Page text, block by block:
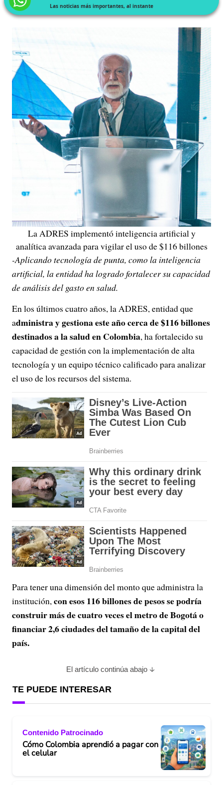
Las noticias más importantes, al instante
La ADRES implementó inteligencia artificial y
analítica avanzada para vigilar el uso de $116 billones
-Aplicando tecnología de punta, como la inteligencia
artificial, la entidad ha logrado fortalecer su capacidad
de análisis del gasto en salud.
En los últimos cuatro años, la ADRES, entidad que
administra y gestiona este año cerca de $116 billones
destinados a la salud en Colombia, ha fortalecido su
capacidad de gestión con la implementación de alta
tecnología y un equipo técnico calificado para analizar
el uso de los recursos del sistema.
Para tener una dimensión del monto que administra la
institución,con esos 116 billones de pesos se podría
construir más de cuatro veces el metro de Bogotá o
financiar 2,6 ciudades del tamaño de la capital del
país.
El artículo continúa abajo
TE PUEDE INTERESAR
Contenido Patrocinado
Cómo Colombia aprendió a pagar con
el celular